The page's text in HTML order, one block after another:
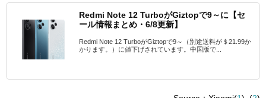
Redmi Note 12 TurboがGiztopで9～に【セ
ール情報まとめ・6/8更新】
Redmi Note 12 TurboがGiztopで9～（別途送料が＄21.99か
かります。）に値下げされています。中国版で...